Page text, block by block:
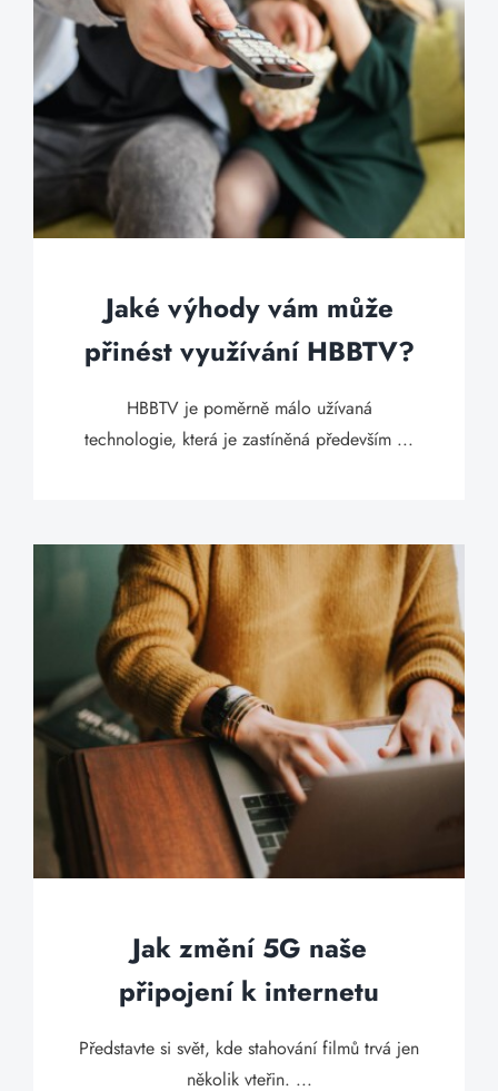
Jaké výhody vám může
přinést využívání HBBTV?
HBBTV je poměrně málo užívaná
technologie, která je zastíněná především ...
Jak změní 5G naše
připojení k internetu
Představte si svět, kde stahování filmů trvá jen
několik vteřin. ...